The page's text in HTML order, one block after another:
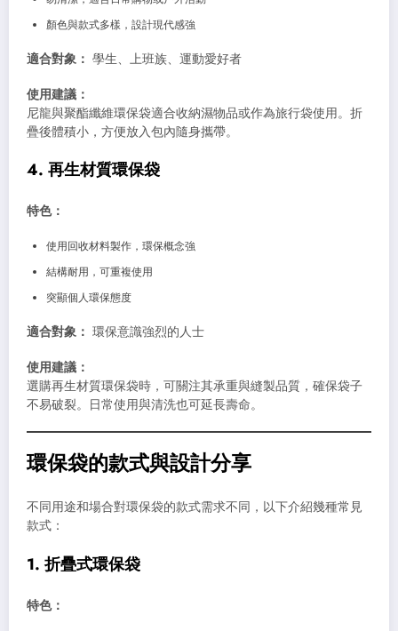
顏色與款式多樣，設計現代感強
適合對象： 學生、上班族、運動愛好者
使用建議：
尼龍與聚酯纖維環保袋適合收納濕物品或作為旅行袋使用。折
疊後體積小，方便放入包內隨身攜帶。
4. 再生材質環保袋
特色：
使用回收材料製作，環保概念強
結構耐用，可重複使用
突顯個人環保態度
適合對象： 環保意識強烈的人士
使用建議：
選購再生材質環保袋時，可關注其承重與縫製品質，確保袋子
不易破裂。日常使用與清洗也可延長壽命。
環保袋的款式與設計分享
不同用途和場合對環保袋的款式需求不同，以下介紹幾種常見
款式：
1. 折疊式環保袋
特色：